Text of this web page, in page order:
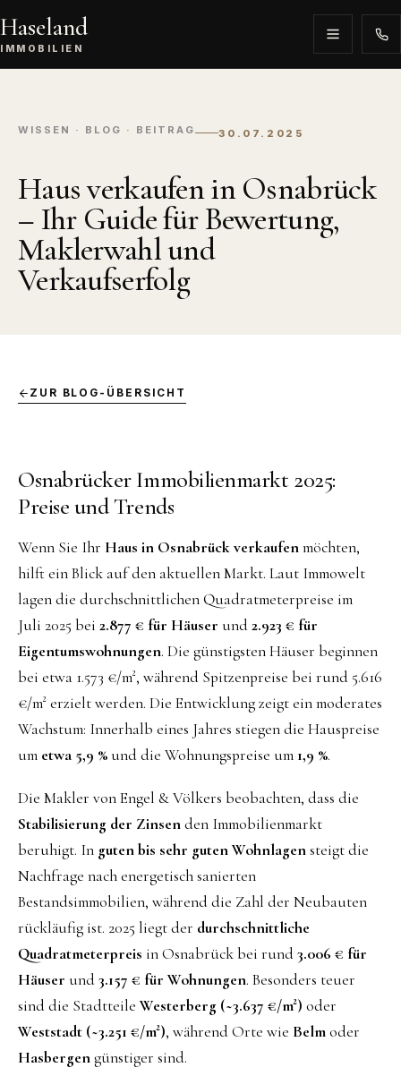
Haseland
IMMOBILIEN
WISSEN · BLOG · BEITRAG 30.07.2025
Haus verkaufen in Osnabrück
– Ihr Guide für Bewertung,
Maklerwahl und
Verkaufserfolg
ZUR BLOG-ÜBERSICHT
Osnabrücker Immobilienmarkt 2025:
Preise und Trends
Wenn Sie Ihr Haus in Osnabrück verkaufenmöchten,
hilft ein Blick auf den aktuellen Markt. Laut Immowelt
lagen die durchschnittlichen Quadratmeterpreise im
Juli 2025 bei 2.877 € für Häuser und2.923 € für
Eigentumswohnungen. Die günstigsten Häuser beginnen
bei etwa 1.573 €/m², während Spitzenpreise bei rund 5.616
€/m² erzielt werden. Die Entwicklung zeigt ein moderates
Wachstum: Innerhalb eines Jahres stiegen die Hauspreise
um etwa 5,9 % und die Wohnungspreise um 1,9 %.
Die Makler von Engel & Völkers beobachten, dass die
Stabilisierung der Zinsenden Immobilienmarkt
beruhigt. In guten bis sehr guten Wohnlagensteigt die
Nachfrage nach energetisch sanierten
Bestandsimmobilien, während die Zahl der Neubauten
rückläufig ist. 2025 liegt der durchschnittliche
Quadratmeterpreis in Osnabrück bei rund3.006 € für
Häuser und3.157 € für Wohnungen. Besonders teuer
sind die Stadtteile Westerberg (~3.637 €/m²) oder
Weststadt (~3.251 €/m²), während Orte wie Belmoder
Hasbergengünstiger sind.